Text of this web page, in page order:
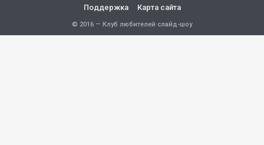
Поддержка
Карта сайта
© 2016 — Клуб любителей слайд-шоу